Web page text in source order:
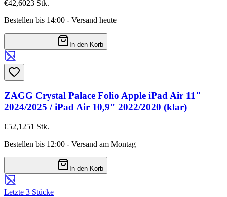
€42,6023 Stk.
Bestellen bis 14:00 - Versand heute
In den Korb
ZAGG Crystal Palace Folio Apple iPad Air 11"
2024/2025 / iPad Air 10,9" 2022/2020 (klar)
€52,1251 Stk.
Bestellen bis 12:00 - Versand am Montag
In den Korb
Letzte 3 Stücke